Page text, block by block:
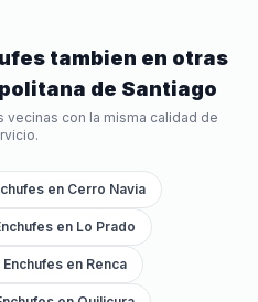
tambien en otras
de Santiago
vecinas con la misma calidad de
en Cerro Navia
en Lo Prado
en Renca